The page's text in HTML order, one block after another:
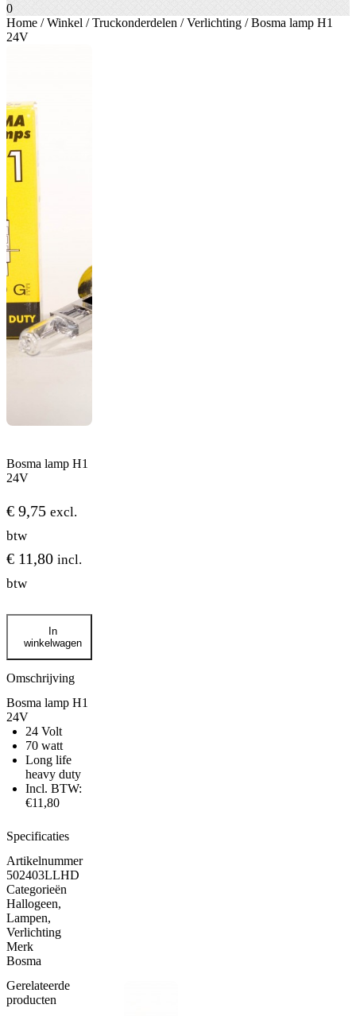
0
Home /Winkel /Truckonderdelen /Verlichting / Bosma lamp H1
24V
Bosma lamp H1
24V
€ 9,75 excl.
btw
€ 11,80 incl.
btw
Bosma
24V
aantal
In
winkelwagen
Omschrijving
Bosma lamp H1
24V
24 Volt
70 watt
Long life
heavy duty
Incl. BTW:
€11,80
Specificaties
Artikelnummer
502403LLHD
Categorieën
Hallogeen,
Lampen,
Verlichting
Merk
Bosma
Gerelateerde
producten